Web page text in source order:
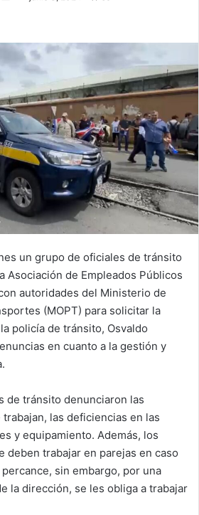
un grupo de oficiales de tránsito
Asociación de Empleados Públicos
autoridades del Ministerio de
(MOPT) para solicitar la
policía de tránsito, Osvaldo
en cuanto a la gestión y
de tránsito denunciaron las
las deficiencias en las
y equipamiento. Además, los
deben trabajar en parejas en caso
sin embargo, por una
la dirección, se les obliga a trabajar